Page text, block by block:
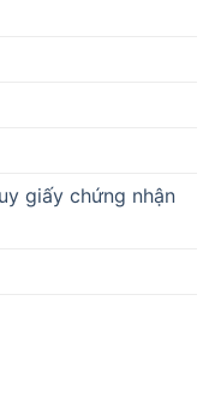
giấy chứng nhận